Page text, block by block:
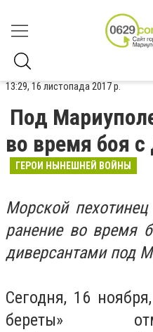
13:29, 16 листопада 2017 р.
Под
во время боя
ГЕРОИ НЫНЕШНЕЙ ВОЙНЫ
Морской
ранение во время
диверсантами под
Сегодня, 16
береты»